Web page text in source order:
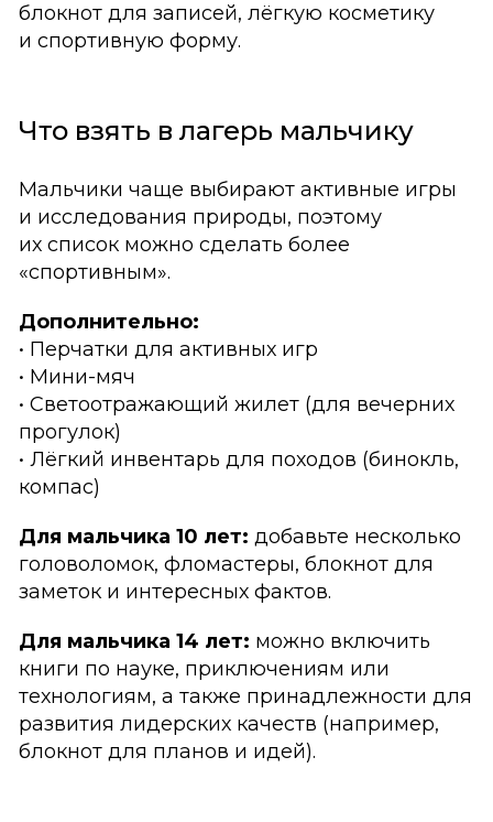
блокнот для записей, лёгкую косметику
и спортивную форму.
Что взять в лагерь мальчику
Мальчики чаще выбирают активные игры
и исследования природы, поэтому
их список можно сделать более
«спортивным».
Дополнительно:
• Перчатки для активных игр
• Мини-мяч
• Светоотражающий жилет (для вечерних
прогулок)
• Лёгкий инвентарь для походов (бинокль,
компас)
Для мальчика 10 лет: добавьте несколько
головоломок, фломастеры, блокнот для
заметок и интересных фактов.
Для мальчика 14 лет: можно включить
книги по науке, приключениям или
технологиям, а также принадлежности для
развития лидерских качеств (например,
блокнот для планов и идей).